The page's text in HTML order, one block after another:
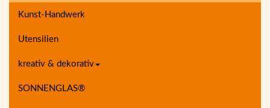
Kunst-Handwerk
Utensilien
kreativ & dekorativ
SONNENGLAS®